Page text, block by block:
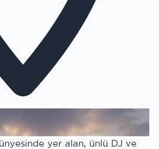
yer alan, ünlü DJ ve